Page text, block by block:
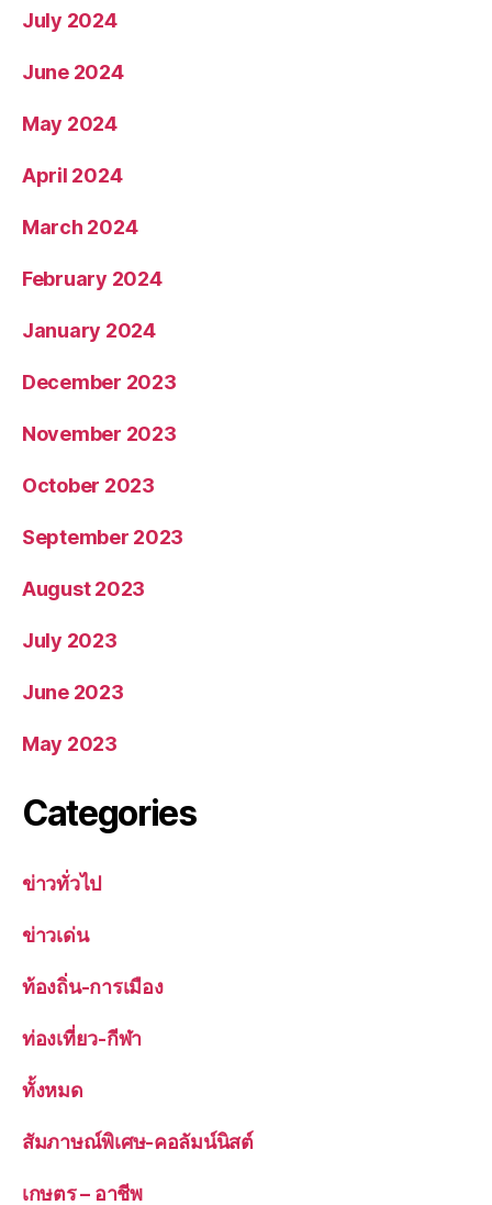
July 2024
June 2024
May 2024
April 2024
March 2024
February 2024
January 2024
December 2023
November 2023
October 2023
September 2023
August 2023
July 2023
June 2023
May 2023
Categories
ข่าวทั่วไป
ข่าวเด่น
ท้องถิ่น-การเมือง
ท่องเที่ยว-กีฬา
ทั้งหมด
สัมภาษณ์พิเศษ-คอลัมน์นิสต์
เกษตร – อาชีพ